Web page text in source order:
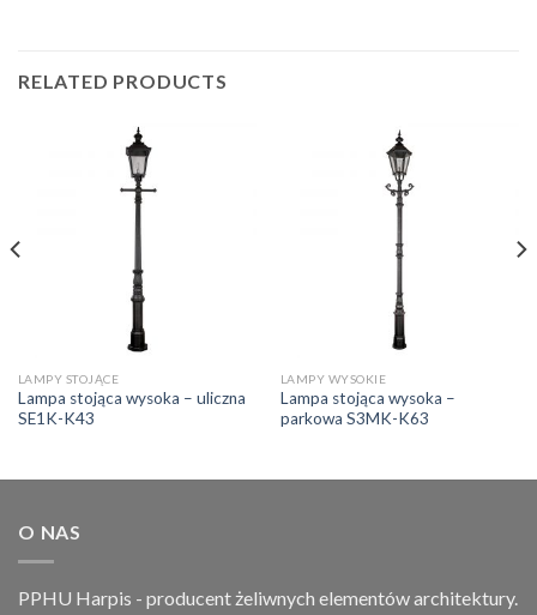
RELATED PRODUCTS
LAMPY STOJĄCE
Lampa stojąca wysoka – uliczna
SE1K-K43
LAMPY WYSOKIE
Lampa stojąca wysoka –
parkowa S3MK-K63
O NAS
PPHU Harpis - producent żeliwnych elementów architektury.